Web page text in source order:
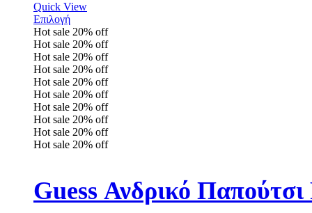
Quick View
Επιλογή
Hot sale 20% off
Hot sale 20% off
Hot sale 20% off
Hot sale 20% off
Hot sale 20% off
Hot sale 20% off
Hot sale 20% off
Hot sale 20% off
Hot sale 20% off
Hot sale 20% off
Guess Ανδρικό